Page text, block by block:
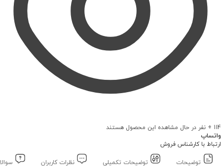
+ نفر در حال مشاهده این محصول هستند
با کارشناس فروش
توضیحات توضیحات تکمیلی نظرات کاربران سوالات